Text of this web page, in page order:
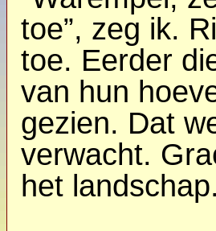
toe”, zeg ik.
toe. Eerder
van hun
gezien. Dat
verwacht.
het landschap.